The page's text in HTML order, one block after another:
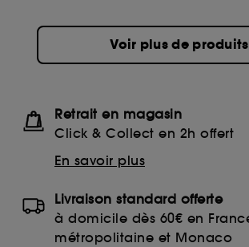
Voir plus de produits
Retrait en magasin
Click & Collect en 2h offert
En savoir plus
Livraison standard offerte
à domicile dès 60€ en
métropolitaine et Monaco